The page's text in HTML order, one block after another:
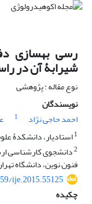
رسی بهسازی
شیرابۀ آن در
نوع مقاله : پژوهشی
نویسندگان
احمد حاجی نژاد
1
1استادیار، دانشکدۀ
2دانشجوی کارشناسی
فنون نوین، دانشگاه
ije.2015.55125
چکیده